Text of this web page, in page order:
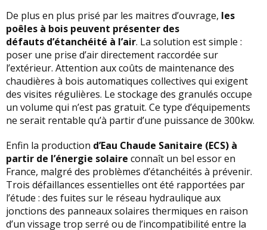
De plus en plus prisé par les maitres d’ouvrage, les
poêles à bois peuvent présenter des
défauts d’étanchéité à l’air. La solution est simple :
poser une prise d’air directement raccordée sur
l’extérieur. Attention aux coûts de maintenance des
chaudières à bois automatiques collectives qui exigent
des visites régulières. Le stockage des granulés occupe
un volume qui n’est pas gratuit. Ce type d’équipements
ne serait rentable qu’à partir d’une puissance de 300kw.
Enfin la production d’Eau Chaude Sanitaire (ECS) à
partir de l’énergie solaire connaît un bel essor en
France, malgré des problèmes d’étanchéités à prévenir.
Trois défaillances essentielles ont été rapportées par
l’étude : des fuites sur le réseau hydraulique aux
jonctions des panneaux solaires thermiques en raison
d’un vissage trop serré ou de l’incompatibilité entre la